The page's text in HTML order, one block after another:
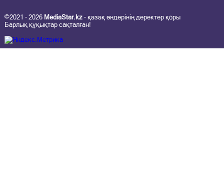
©2021 - 2026 MediaStar.kz– қазақ әндерінің деректер қоры
Барлық құқықтар сақталған!